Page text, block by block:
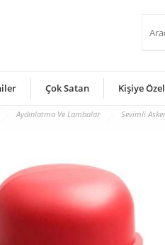
Çok Satan Kişiye
Aydınlatma Ve Lambalar Sevimli